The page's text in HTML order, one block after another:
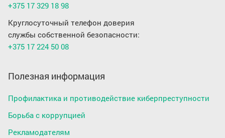
+375 17 329 18 98
Круглосуточный телефон доверия
службы собственной безопасности:
+375 17 224 50 08
Полезная информация
Профилактика и противодействие киберпреступности
Борьба с коррупцией
Рекламодателям